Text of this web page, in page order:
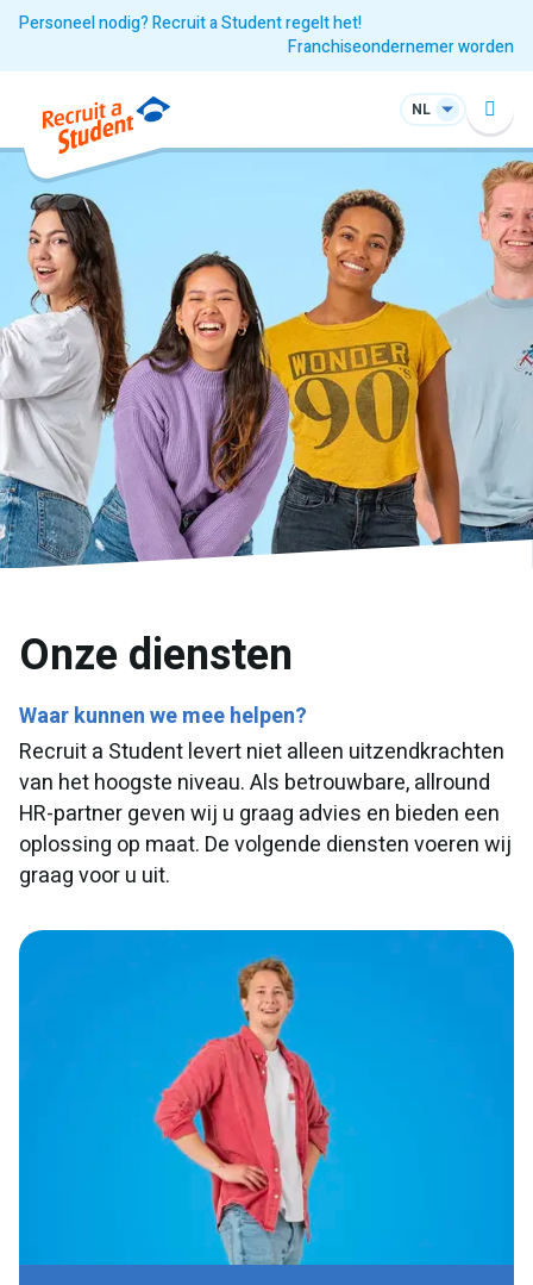
Personeel nodig? Recruit a Student regelt het!
Franchiseondernemer worden
NL
Onze diensten
Waar kunnen we mee helpen?
Recruit a Student levert niet alleen uitzendkrachten
van het hoogste niveau. Als betrouwbare, allround
HR-partner geven wij u graag advies en bieden een
oplossing op maat. De volgende diensten voeren wij
graag voor u uit.